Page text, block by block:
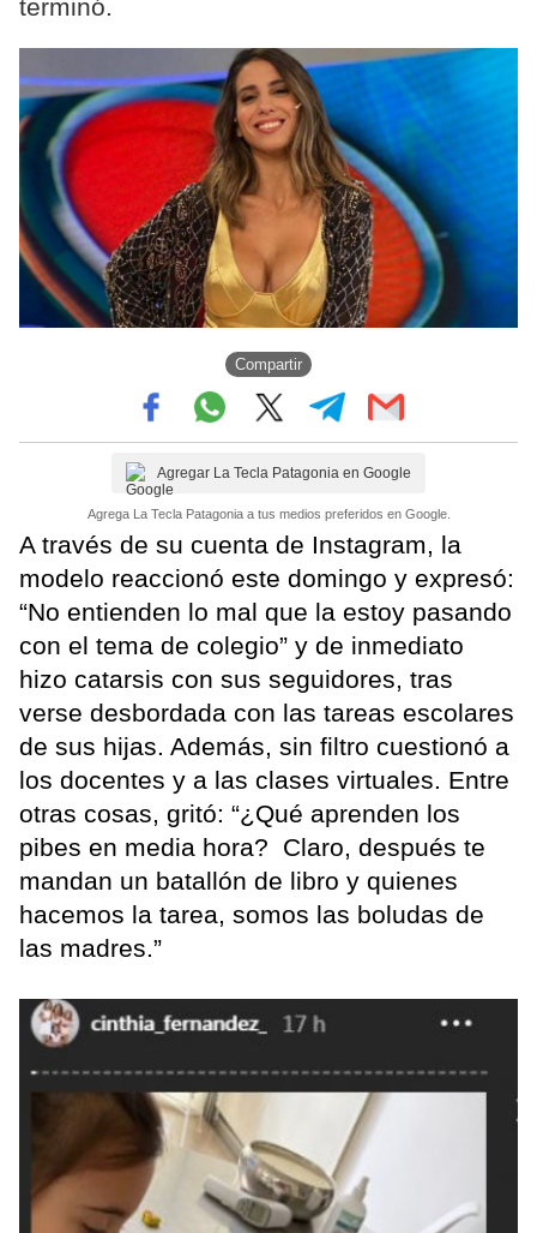
terminó.
Compartir
Agregar La Tecla Patagonia en Google
Agrega La Tecla Patagonia a tus medios preferidos en Google.
A través de su cuenta de Instagram, la
modelo reaccionó este domingo y expresó:
“No entienden lo mal que la estoy pasando
con el tema de colegio” y de inmediato
hizo catarsis con sus seguidores, tras
verse desbordada con las tareas escolares
de sus hijas. Además, sin filtro cuestionó a
los docentes y a las clases virtuales. Entre
otras cosas, gritó: “¿Qué aprenden los
pibes en media hora? Claro, después te
mandan un batallón de libro y quienes
hacemos la tarea, somos las boludas de
las madres.”